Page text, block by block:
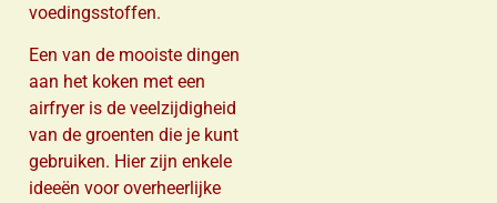
voedingsstoffen.
Een van de mooiste dingen
aan het koken met een
airfryer is de veelzijdigheid
van de groenten die je kunt
gebruiken. Hier zijn enkele
ideeën voor overheerlijke